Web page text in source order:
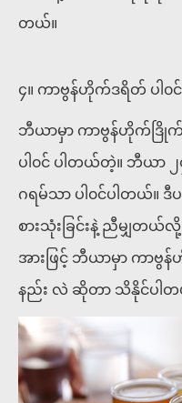
တယ်။
၄။ ကာဗွန်ဟိုက်ဒရိတ် ပါ၀င်
ဘီယာမှာ ကာဗွန်ဟိုက်ဒြို
ပါ၀င် ပါတယ်တဲ့။ ဘီယာ
ဂရမ်သာ ပါ၀င်ပါတယ်။
စားသုံးခြင်းနဲ့ ညီမျှတယ်
အားဖြင့် ဘီယာမှာ ကာ
နည်း လဲ ဆိုတာ သိနိုင်ပါတ